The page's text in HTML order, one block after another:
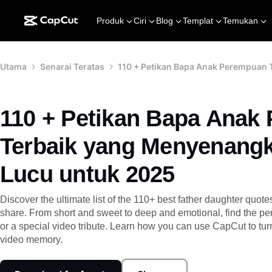
Produk Ciri Blog Templat Temukan
Utama Senarai Teratas 110 + Petikan Bapa Anak
110 + Petikan Bapa Anak
Terbaik yang
Lucu untuk 2025
Discover the ultimate list of the 110+ best father daughter
share. From short and sweet to deep and emotional, find the
or a special video tribute. Learn how you can use CapCut to
video memory.